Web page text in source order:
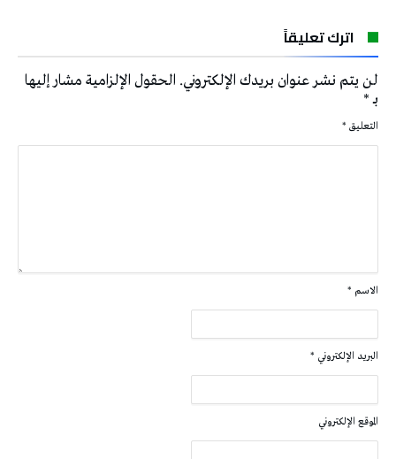
اترك تعليقاً
لن يتم نشر عنوان بريدك الإلكتروني. الحقول الإلزامية مشار إليها
بـ*
التعليق *
الاسم *
البريد الإلكتروني *
الموقع الإلكتروني